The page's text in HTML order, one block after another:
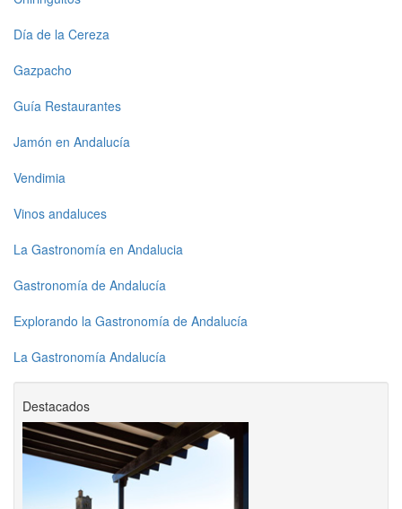
Día de la Cereza
Gazpacho
Guía Restaurantes
Jamón en Andalucía
Vendimia
Vinos andaluces
La Gastronomía en Andalucia
Gastronomía de Andalucía
Explorando la Gastronomía de Andalucía
La Gastronomía Andalucía
Destacados